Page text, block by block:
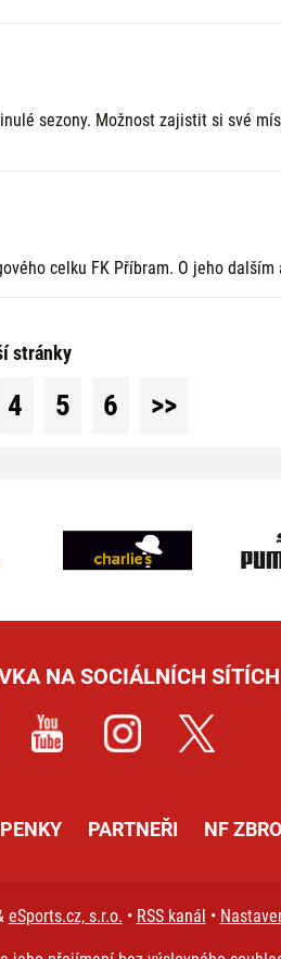
sezony. Možnost zajistit si své
celku FK Příbram. O jeho
stránky
4 5 6 >>
NA SOCIÁLNÍCH
PARTNEŘI NF
eSports.cz, s.r.o. • RSS kanál •